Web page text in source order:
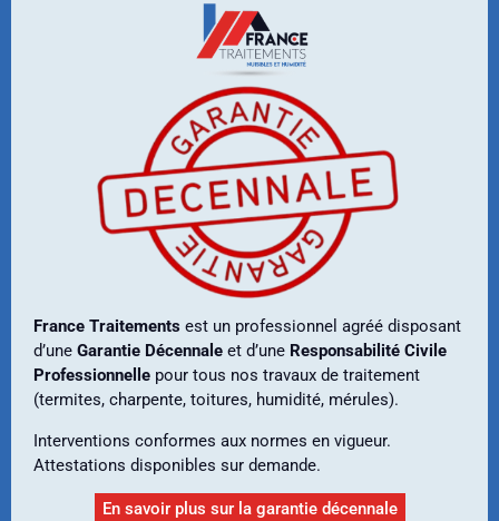
France Traitements est un professionnel agréé disposant
d’une Garantie Décennale et d’une Responsabilité Civile
Professionnelle pour tous nos travaux de traitement
(termites, charpente, toitures, humidité, mérules).
Interventions conformes aux normes en vigueur.
Attestations disponibles sur demande.
En savoir plus sur la garantie décennale